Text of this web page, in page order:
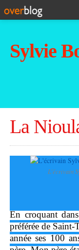
Sylvie
La
L'écrivain
En croquant
préférée de
année ses 100